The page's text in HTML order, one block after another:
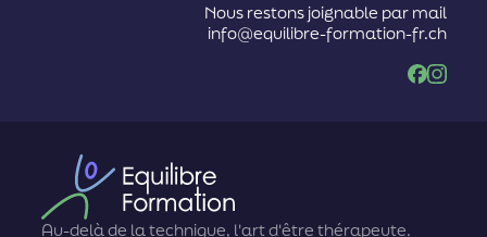
Nous restons joignable par mail
info@equilibre-formation-fr.ch
Facebook
Au-delà de la technique, l'art d'être thérapeute.